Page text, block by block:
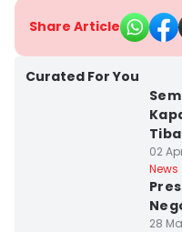
Share Article
Curated For You
02
News
28